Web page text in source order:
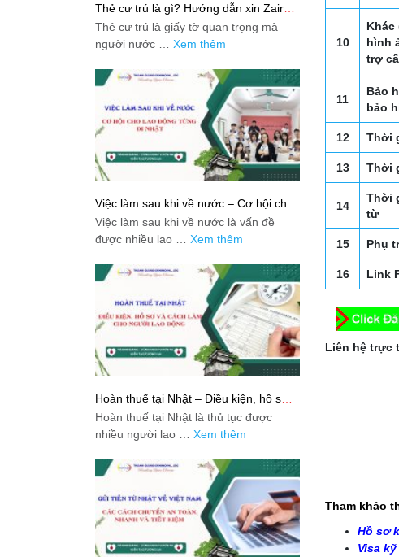
10
Khác
hình
trợ
11
Bảo
bảo
12 Thời
13 Thời
14
Thời
từ
15 Phụ
16 Link
Liên hệ trực
Tham khảo
Hồ sơ
Visa
Thẻ cư trú là gì? Hướng dẫn xin Zairyu
Card tại Nhật chi tiết nhất
Thẻ cư trú là giấy tờ quan trọng mà
người nước … Xem thêm
Việc làm sau khi về nước – Cơ hội cho
lao động từng đi Nhật
Việc làm sau khi về nước là vấn đề
được nhiều lao … Xem thêm
Hoàn thuế tại Nhật – Điều kiện, hồ sơ
và cách làm cho người lao động
Hoàn thuế tại Nhật là thủ tục được
nhiều người lao … Xem thêm